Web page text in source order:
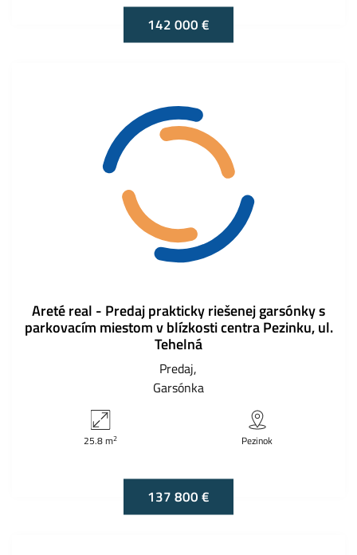
142 000 €
Areté real - Predaj prakticky riešenej garsónky s
parkovacím miestom v blízkosti centra Pezinku, ul.
Tehelná
Predaj
Garsónka
25.8 m2 Pezinok
137 800 €